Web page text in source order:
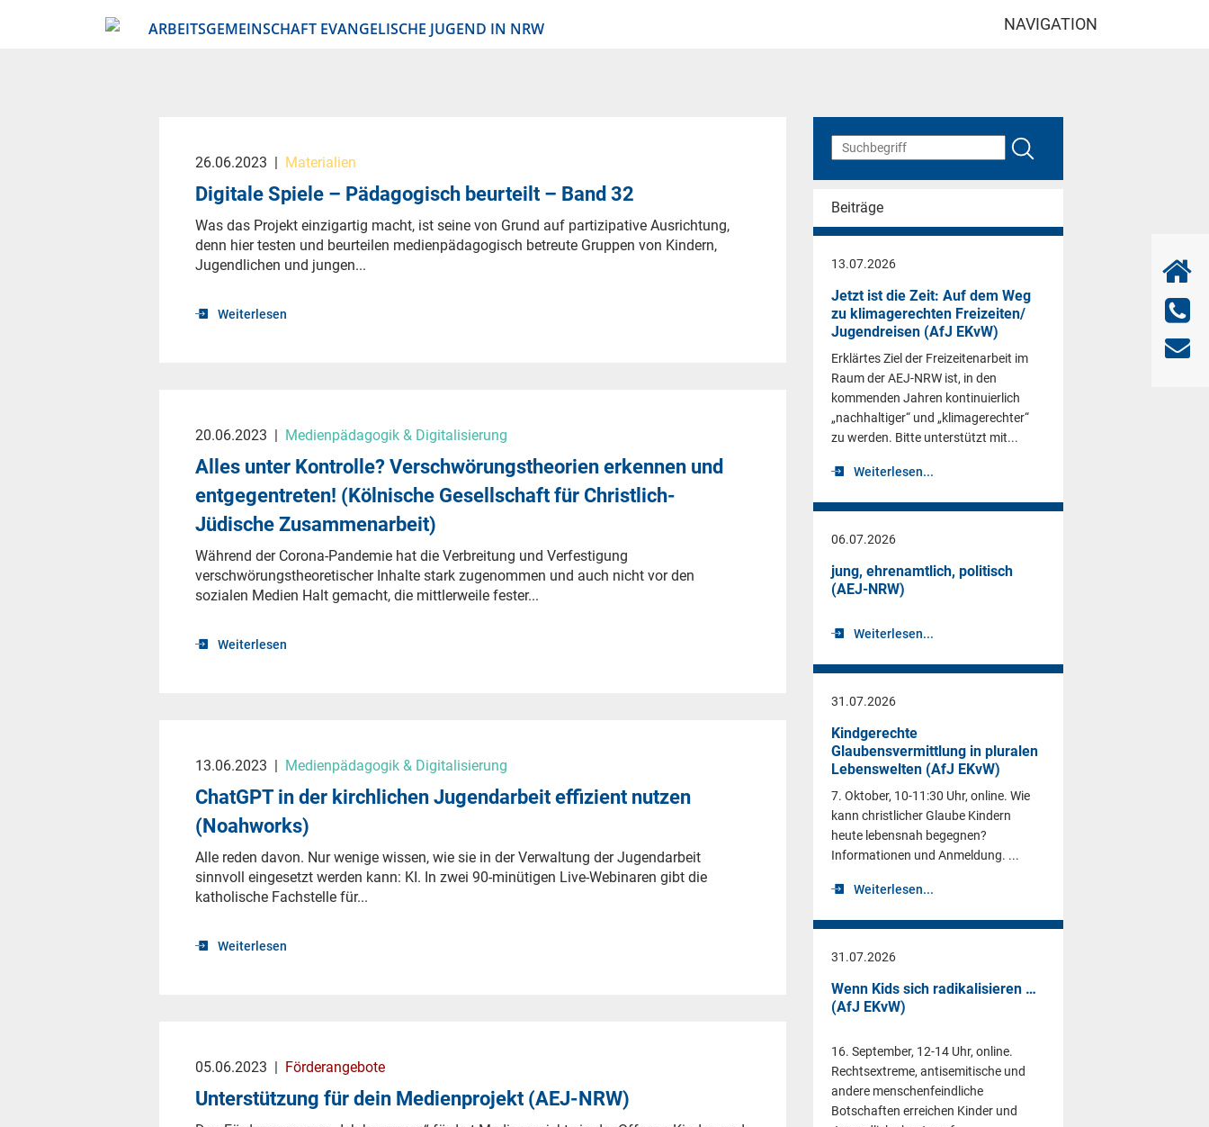
ARBEITSGEMEINSCHAFT EVANGELISCHE JUGEND IN NRW NAVIGATION
26.06.2023 | Materialien
Digitale Spiele – Pädagogisch beurteilt – Band 32
Was das Projekt einzigartig macht, ist seine von Grund auf partizipative Ausrichtung,
denn hier testen und beurteilen medienpädagogisch betreute Gruppen von Kindern,
Jugendlichen und jungen...
Weiterlesen
20.06.2023 | Medienpädagogik & Digitalisierung
Alles unter Kontrolle? Verschwörungstheorien erkennen und
entgegentreten! (Kölnische Gesellschaft für Christlich-
Jüdische Zusammenarbeit)
Während der Corona-Pandemie hat die Verbreitung und Verfestigung
verschwörungstheoretischer Inhalte stark zugenommen und auch nicht vor den
sozialen Medien Halt gemacht, die mittlerweile fester...
Weiterlesen
13.06.2023 | Medienpädagogik & Digitalisierung
ChatGPT in der kirchlichen Jugendarbeit effizient nutzen
(Noahworks)
Alle reden davon. Nur wenige wissen, wie sie in der Verwaltung der Jugendarbeit
sinnvoll eingesetzt werden kann: KI. In zwei 90-minütigen Live-Webinaren gibt die
katholische Fachstelle für...
Weiterlesen
05.06.2023 | Förderangebote
Unterstützung für dein Medienprojekt (AEJ-NRW)
Beiträge
13.07.2026
Jetzt ist die Zeit: Auf dem Weg
zu klimagerechten Freizeiten/
Jugendreisen (AfJ EKvW)
Erklärtes Ziel der Freizeitenarbeit im
Raum der AEJ-NRW ist, in den
kommenden Jahren kontinuierlich
„nachhaltiger“ und „klimagerechter“
zu werden. Bitte unterstützt mit...
Weiterlesen...
06.07.2026
jung, ehrenamtlich, politisch
(AEJ-NRW)
Weiterlesen...
31.07.2026
Kindgerechte
Glaubensvermittlung in pluralen
Lebenswelten (AfJ EKvW)
7. Oktober, 10-11:30 Uhr, online. Wie
kann christlicher Glaube Kindern
heute lebensnah begegnen?
Informationen und Anmeldung. ...
Weiterlesen...
31.07.2026
Wenn Kids sich radikalisieren …
(AfJ EKvW)
16. September, 12-14 Uhr, online.
Rechtsextreme, antisemitische und
andere menschenfeindliche
Botschaften erreichen Kinder und